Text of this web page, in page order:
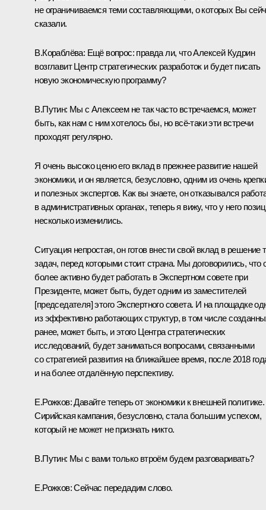
не ограничиваемся теми составляющими, о которых Вы
сказали.
В.Кораблёва: Ещё вопрос: правда ли, что Алексей Кудрин
возглавит Центр стратегических разработок и будет писать
новую экономическую программу?
В.Путин: Мы с Алексеем не так часто встречаемся, может
быть, как нам с ним хотелось бы, но всё‑таки эти встречи
проходят регулярно.
Я очень высоко ценю его вклад в прежнее развитие нашей
экономики, и он является, безусловно, одним из очень
и полезных экспертов. Как вы знаете, он отказывался
в административных органах, теперь я вижу, что у него
несколько изменились.
Ситуация непростая, он готов внести свой вклад в решение
задач, перед которыми стоит страна. Мы договорились, что
более активно будет работать в Экспертном совете при
Президенте, может быть, будет одним из заместителей
[председателя] этого Экспертного совета. И на площадке
из эффективно работающих структур, в том числе
ранее, может быть, и этого Центра стратегических
исследований, будет заниматься вопросами, связанными
со стратегией развития на ближайшее время, после 2018
и на более отдалённую перспективу.
Е.Рожков:Давайте теперь от экономики к внешней политике.
Сирийская кампания, безусловно, стала большим успехом,
который не может не признать никто.
В.Путин: Мы с вами только втроём будем разговаривать?
Е.Рожков:Сейчас передадим слово.